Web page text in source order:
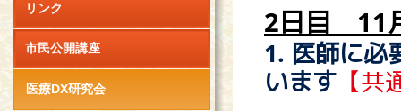
リンク
市民公開講座
医療DX研究会
2日目 11
1. 医師に必
います 【